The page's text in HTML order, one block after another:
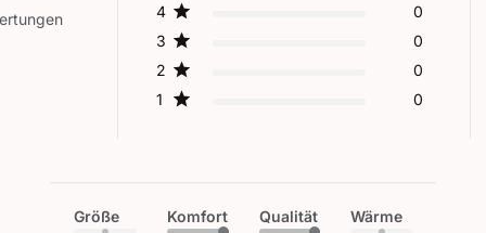
4
0
3
0
2
0
1
0
Größe Komfort Qualität Wärme